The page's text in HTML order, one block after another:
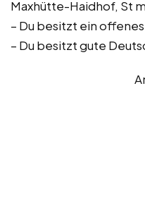
Maxhütte-Haidhof, St
– Du besitzt ein
– Du besitzt gute